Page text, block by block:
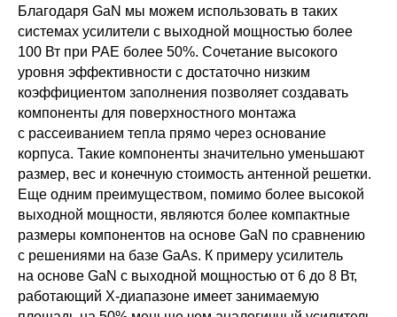
Благодаря GaN мы можем использовать в таких
системах усилители с выходной мощностью более
100 Вт при PAE более 50%. Сочетание высокого
уровня эффективности с достаточно низким
коэффициентом заполнения позволяет создавать
компоненты для поверхностного монтажа
с рассеиванием тепла прямо через основание
корпуса. Такие компоненты значительно уменьшают
размер, вес и конечную стоимость антенной решетки.
Еще одним преимуществом, помимо более высокой
выходной мощности, являются более компактные
размеры компонентов на основе GaN по сравнению
с решениями на базе GaAs. К примеру усилитель
на основе GaN с выходной мощностью от 6 до 8 Вт,
работающий X-диапазоне имеет занимаемую